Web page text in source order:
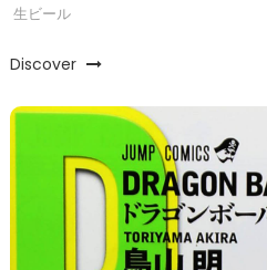
生ビール
Discover